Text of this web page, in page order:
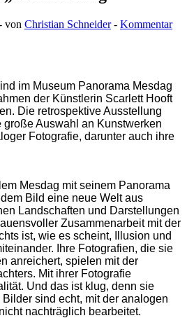
von Christian Schneider- Kommentar
im Museum Panorama Mesdag
der Künstlerin Scarlett Hooft
Die retrospektive Ausstellung
große Auswahl an Kunstwerken
Fotografie, darunter auch ihre
Mesdag mit seinem Panorama
Bild eine neue Welt aus
Landschaften und Darstellungen
Zusammenarbeit mit der
ist, wie es scheint, Illusion und
Ihre Fotografien, die sie
anreichert, spielen mit der
Mit ihrer Fotografie
Und das ist klug, denn sie
sind echt, mit der analogen
nachträglich bearbeitet.